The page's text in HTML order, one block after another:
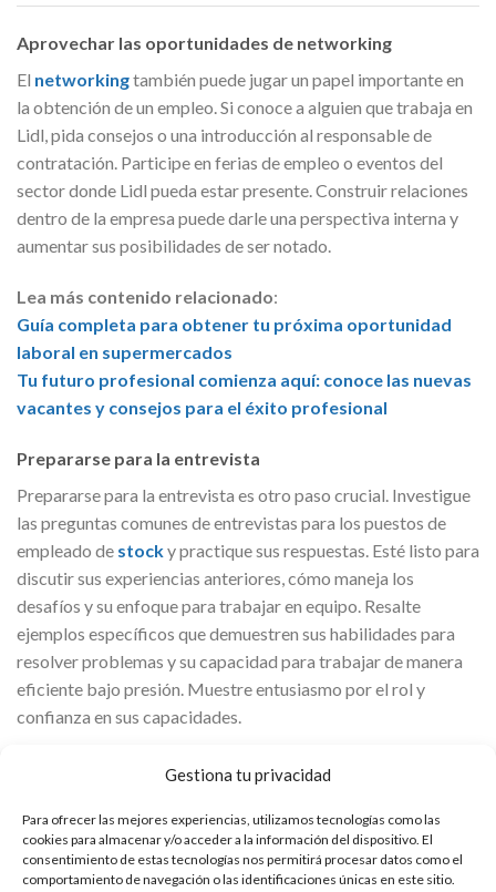
Gestiona tu privacidad
Para ofrecer las mejores experiencias, utilizamos tecnologías como las
cookies para almacenar y/o acceder a la información del dispositivo. El
consentimiento de estas tecnologías nos permitirá procesar datos como el
comportamiento de navegación o las identificaciones únicas en este sitio.
Aprovechar las oportunidades de networking
El networkingtambién puede jugar un papel importante en
la obtención de un empleo. Si conoce a alguien que trabaja en
Lidl, pida consejos o una introducción al responsable de
contratación. Participe en ferias de empleo o eventos del
sector donde Lidl pueda estar presente. Construir relaciones
dentro de la empresa puede darle una perspectiva interna y
aumentar sus posibilidades de ser notado.
Lea más contenido relacionado:
Guía completa para obtener tu próxima oportunidad
laboral en supermercados
Tu futuro profesional comienza aquí: conoce las nuevas
vacantes y consejos para el éxito profesional
Prepararse para la entrevista
Prepararse para la entrevista es otro paso crucial. Investigue
las preguntas comunes de entrevistas para los puestos de
empleado de stocky practique sus respuestas. Esté listo para
discutir sus experiencias anteriores, cómo maneja los
desafíos y su enfoque para trabajar en equipo. Resalte
ejemplos específicos que demuestren sus habilidades para
resolver problemas y su capacidad para trabajar de manera
eficiente bajo presión. Muestre entusiasmo por el rol y
confianza en sus capacidades.
Alinearse con los valores y la cultura de Lidl
importante. Lidl otorga gran importancia a la satisfacción del
cliente, la sostenibilidad y la innovación. Familiarícese con sus
iniciativas de responsabilidad social y reflexione sobre cómo